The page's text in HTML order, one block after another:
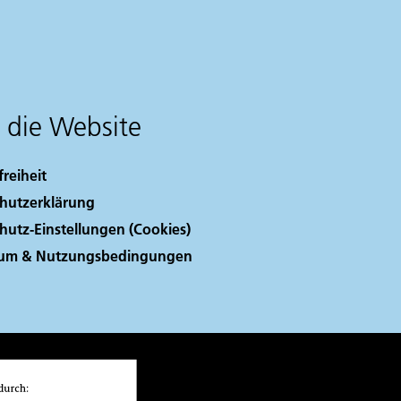
Website
Einstellungen (Cookies)
& Nutzungsbedingungen